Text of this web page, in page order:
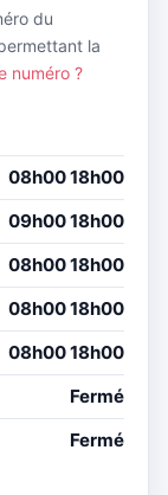
du
la
numéro ?
08h00 18h00
09h00 18h00
08h00 18h00
08h00 18h00
08h00 18h00
Fermé
Fermé